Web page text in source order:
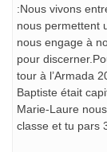
:Nous vivons
nous permettent
nous engage à
pour
tour à l’Armada
Baptiste était
Marie-Laure
classe et tu pars